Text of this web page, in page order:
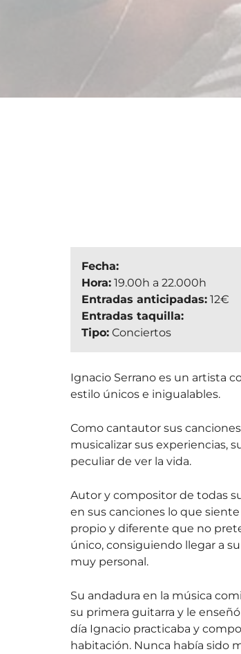
Fecha:
Hora:19.00h a 22.000h
Entradas anticipadas:12€
Entradas taquilla:
Tipo:Conciertos
Ignacio Serrano es un artista
estilo únicos e inigualables.
Como cantautor sus
musicalizar sus experiencias,
peculiar de ver la vida.
Autor y compositor de todas
en sus canciones lo que
propio y diferente que no
único, consiguiendo llegar a
muy personal.
Su andadura en la música
su primera guitarra y le
día Ignacio practicaba y
habitación. Nunca había sido